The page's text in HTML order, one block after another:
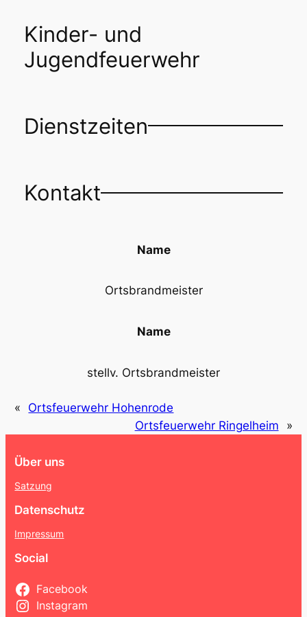
Kinder- und
Jugendfeuerwehr
Dienstzeiten
Kontakt
Name
Ortsbrandmeister
Name
stellv. Ortsbrandmeister
«
Ortsfeuerwehr Hohenrode
Ortsfeuerwehr Ringelheim
»
Über uns
Satzung
Datenschutz
Impressum
Social
Facebook
Instagram